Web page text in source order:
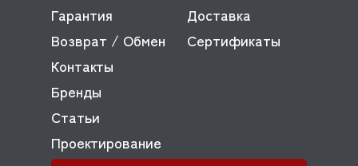
Гарантия
Доставка
Возврат / Обмен
Сертификаты
Контакты
Бренды
Статьи
Проектирование